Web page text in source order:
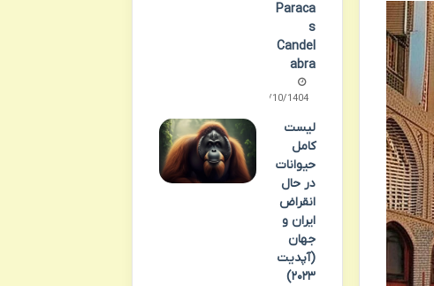
Paraca
s
Candel
abra
06/10/1404
لیست
کامل
حیوانات
در حال
انقراض
ایران و
جهان
(آپدیت
۲۰۲۳)